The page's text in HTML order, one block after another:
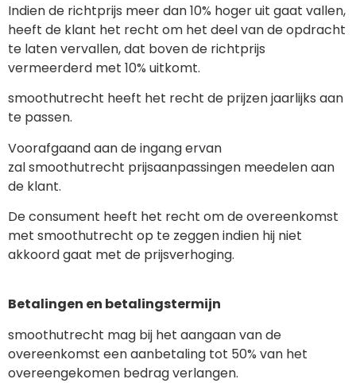
Indien de richtprijs meer dan 10% hoger uit gaat vallen,
heeft de klant het recht om het deel van de opdracht
te laten vervallen, dat boven de richtprijs
vermeerderd met 10% uitkomt.
smoothutrecht heeft het recht de prijzen jaarlijks aan
te passen.
Voorafgaand aan de ingang ervan
zal smoothutrecht prijsaanpassingen meedelen aan
de klant.
De consument heeft het recht om de overeenkomst
met smoothutrecht op te zeggen indien hij niet
akkoord gaat met de prijsverhoging.
Betalingen en betalingstermijn
smoothutrecht mag bij het aangaan van de
overeenkomst een aanbetaling tot 50% van het
overeengekomen bedrag verlangen.